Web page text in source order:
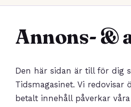
Annons- &
Den här sidan är till för dig
Tidsmagasinet. Vi
betalt innehåll påverkar